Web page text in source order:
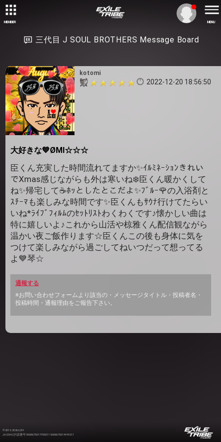
MEMBER MENU
三代目 J SOUL BROTHERS Message Board
kotomi
2022-12-20 18:56:50
大好きな💙ØMI☆☆☆
臣くん充実した時間流れてますか✨ｲﾙﾐﾈｰｼｮﾝきれい
でXmas感じながらも外は寒いね❄️臣くん暖かくして
ね✨帰宅して☕️ﾎｯとしたとこだよ✨ﾌﾞﾙｰ🌹の入浴剤と
ｽﾁｰﾏも楽しみな時間です✨臣くんもｻｳﾅ行けてたらい
いね*ﾗｲﾌﾞﾌｨﾙﾑのｾｯﾄﾘｽﾄわくわくです♪懐かしい曲は
特に嬉しいよ♪これから山活や椋雅くん配信観ながら
温かい夜ご飯作ります☆臣くんこの後も身体に気を
つけて楽しみながら過ごしてねいつだって想ってる
よ💙琴☆
通報する
※お問い合わせフォームより該当の・メッセージタイトル・投稿者名・
投稿時間・通報理由をご報告下さい。
©2012-2026 LDH
JASRAC許諾番号 9008675017Y55011 9008675014Y41011